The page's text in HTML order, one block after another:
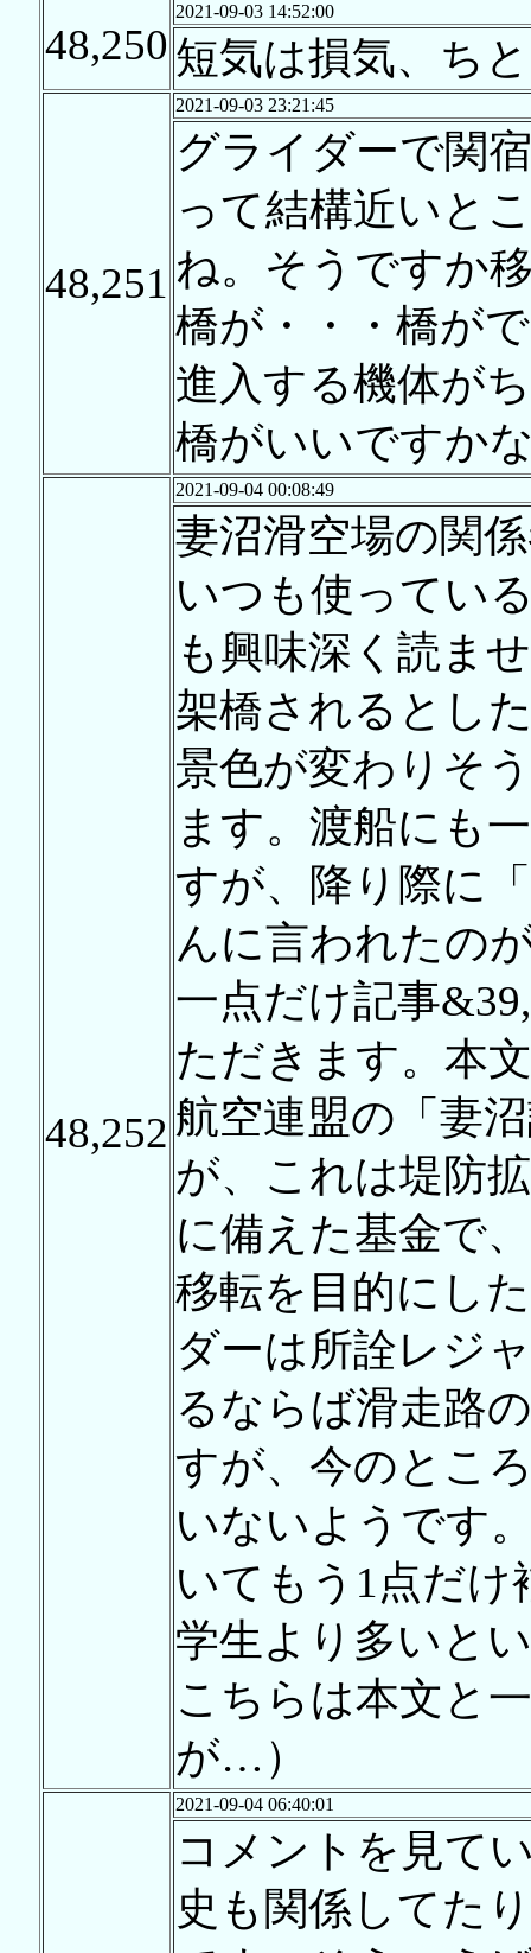
48,250
2021-09-03 14:52:00
短気は損気、ち
48,251
2021-09-03 23:21:45
グライダーで関
って結構近いと
ね。そうですか
橋が・・・橋が
進入する機体が
橋がいいですか
48,252
2021-09-04 00:08:49
妻沼滑空場の関
いつも使ってい
も興味深く読ま
架橋されるとし
景色が変わりそ
ます。渡船にも
すが、降り際に
んに言われたの
一点だけ記事
ただきます。本
航空連盟の「妻
が、これは堤防
に備えた基金で
移転を目的にし
ダーは所詮レジ
るならば滑走路
すが、今のとこ
いないようです
いてもう1点だけ
学生より多いと
こちらは本文と
が…）
2021-09-04 06:40:01
コメントを見て
史も関係してた